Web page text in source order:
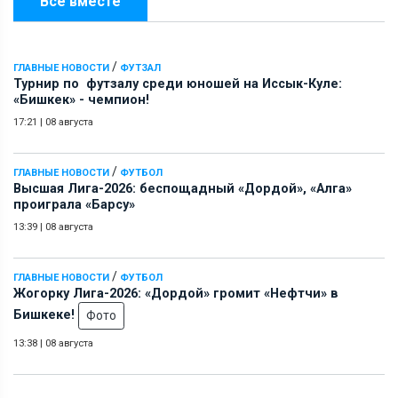
ГЛАВНЫЕ НОВОСТИ / ФУТЗАЛ
Турнир по футзалу среди юношей на Иссык-Куле:
«Бишкек» - чемпион!
17:21 | 08 августа
ГЛАВНЫЕ НОВОСТИ / ФУТБОЛ
Высшая Лига-2026: беспощадный «Дордой», «Алга»
проиграла «Барсу»
13:39 | 08 августа
ГЛАВНЫЕ НОВОСТИ / ФУТБОЛ
Жогорку Лига-2026: «Дордой» громит «Нефтчи» в
Бишкеке!
Фото
13:38 | 08 августа